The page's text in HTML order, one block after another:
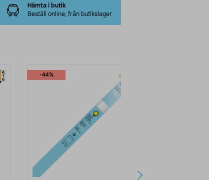
Hämta i butik
Beställ online, från butikslager
-44%